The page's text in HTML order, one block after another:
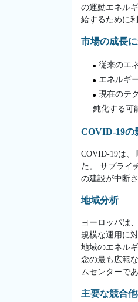
の運動エネル
給するために
市場の成長
従来のエ
エネルギ
現在のテ
鈍化する可
COVID-19の
COVID-19は、
た。 サプライ
の建設が中断
地域分析
ヨーロッパは
規模な運用に
地域のエネル
念の最も広範
ムセンターで
主要な競合